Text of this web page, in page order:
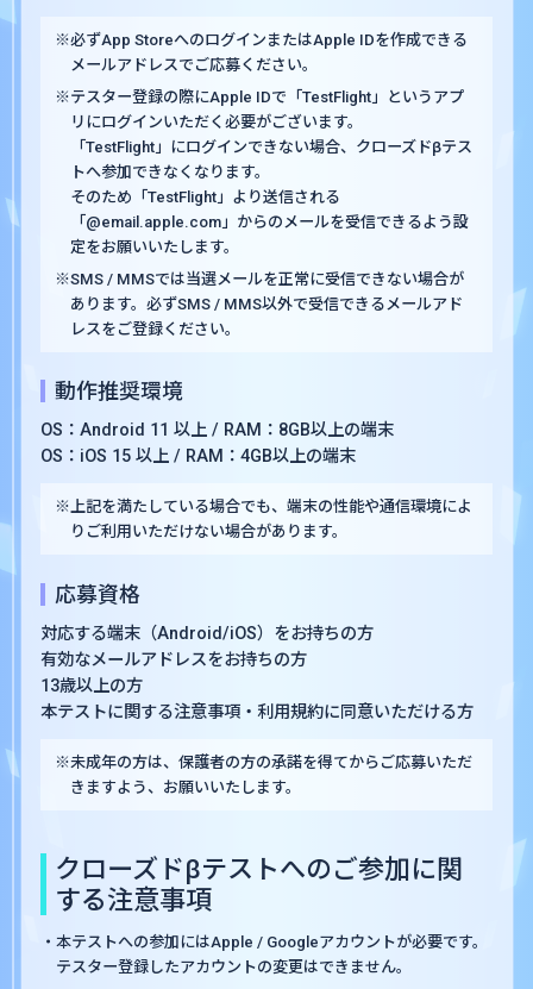
※必ずApp StoreへのログインまたはApple IDを作成できる
メールアドレスでご応募ください。
※テスター登録の際にApple IDで「TestFlight」というアプ
リにログインいただく必要がございます。
「TestFlight」にログインできない場合、クローズドβテス
トへ参加できなくなります。
そのため「TestFlight」より送信される
「@email.apple.com」からのメールを受信できるよう設
定をお願いいたします。
※SMS / MMSでは当選メールを正常に受信できない場合が
あります。必ずSMS / MMS以外で受信できるメールアド
レスをご登録ください。
動作推奨環境
OS：Android 11 以上 / RAM：8GB以上の端末
OS：iOS 15 以上 / RAM：4GB以上の端末
※上記を満たしている場合でも、端末の性能や通信環境によ
りご利用いただけない場合があります。
応募資格
対応する端末（Android/iOS）をお持ちの方
有効なメールアドレスをお持ちの方
13歳以上の方
本テストに関する注意事項・利用規約に同意いただける方
※未成年の方は、保護者の方の承諾を得てからご応募いただ
きますよう、お願いいたします。
クローズドβテストへのご参加に関
する注意事項
・本テストへの参加にはApple / Googleアカウントが必要です。
テスター登録したアカウントの変更はできません。